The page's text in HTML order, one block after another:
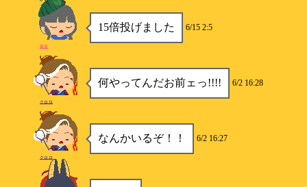
15倍投げました 6/15 2:5
風真
何やってんだお前ェっ!!!! 6/2 16:28
クロロ
なんかいるぞ！！ 6/2 16:27
クロロ